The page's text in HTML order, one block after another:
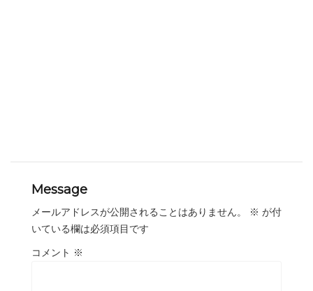
Message
メールアドレスが公開されることはありません。 ※ が付
いている欄は必須項目です
コメント ※